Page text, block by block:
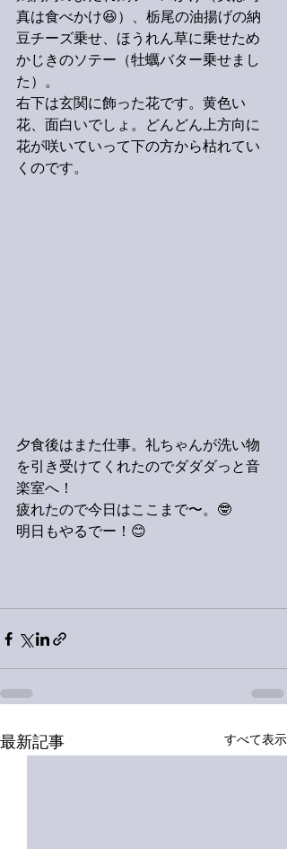
真は食べかけ😆）、栃尾の油揚げの納
豆チーズ乗せ、ほうれん草に乗せため
かじきのソテー（牡蠣バター乗せまし
た）。
右下は玄関に飾った花です。黄色い
花、面白いでしょ。どんどん上方向に
花が咲いていって下の方から枯れてい
くのです。
夕食後はまた仕事。礼ちゃんが洗い物
を引き受けてくれたのでダダダっと音
楽室へ！
疲れたので今日はここまで〜。🤓
明日もやるでー！😊
最新記事 すべて表示